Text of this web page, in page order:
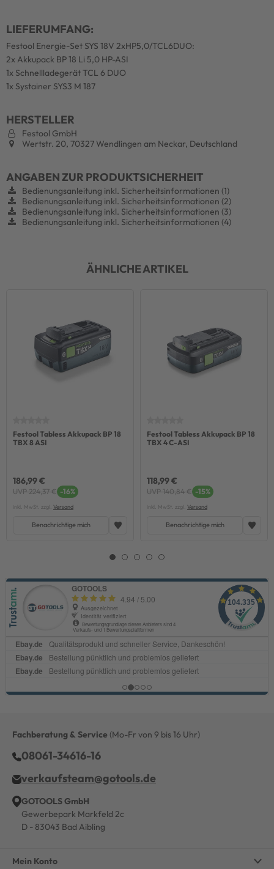
LIEFERUMFANG:
Festool Energie-Set SYS 18V 2xHP5,0/TCL6DUO:
2x Akkupack BP 18 Li 5,0 HP-ASI
1x Schnellladegerät TCL 6 DUO
1x Systainer SYS3 M 187
HERSTELLER
Festool GmbH
Wertstr. 20, 70327 Wendlingen am Neckar, Deutschland
ANGABEN ZUR PRODUKTSICHERHEIT
Bedienungsanleitung inkl. Sicherheitsinformationen (1)
Bedienungsanleitung inkl. Sicherheitsinformationen (2)
Bedienungsanleitung inkl. Sicherheitsinformationen (3)
Bedienungsanleitung inkl. Sicherheitsinformationen (4)
ÄHNLICHE ARTIKEL
Festool Tabless Akkupack BP 18
TBX 8 ASI
186,99 €
UVP 224,37 € -16%
inkl. MwSt. zzgl. Versand
Benachrichtige mich
Festool Tabless Akkupack BP 18
TBX 4 C-ASI
118,99 €
UVP 140,84 € -15%
inkl. MwSt. zzgl. Versand
Benachrichtige mich
Fachberatung & Service (Mo-Fr von 9 bis 16 Uhr)
08061-34616-16
verkaufsteam@gotools.de
GOTOOLS GmbH
Gewerbepark Markfeld 2c
D - 83043 Bad Aibling
Mein Konto